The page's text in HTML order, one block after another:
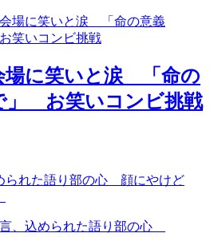
場に笑いと涙 「命の
」 お笑いコンビ挑戦
られた語り部の心 顔にやけど